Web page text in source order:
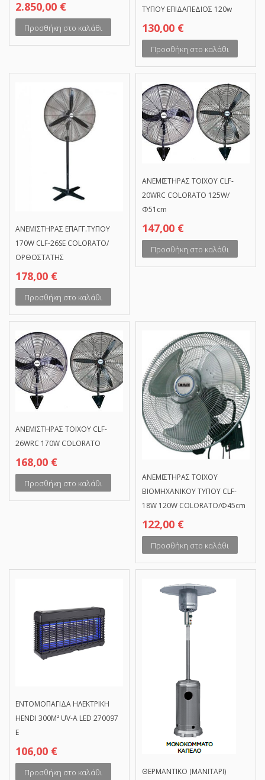
2.850,00 €
Προσθήκη στο καλάθι
ΤΥΠΟΥ ΕΠΙΔΑΠΕΔΙΟΣ 120w
130,00 €
Προσθήκη στο καλάθι
ΑΝΕΜΙΣΤΗΡΑΣ ΕΠΑΓΓ.ΤΥΠΟΥ
170W CLF-26SE COLORATO/
ΟΡΘΟΣΤΑΤΗΣ
178,00 €
Προσθήκη στο καλάθι
ΑΝΕΜΙΣΤΗΡΑΣ ΤΟΙΧΟΥ CLF-
20WRC COLORATO 125W/
Φ51cm
147,00 €
Προσθήκη στο καλάθι
ΑΝΕΜΙΣΤΗΡΑΣ ΤΟΙΧΟΥ CLF-
26WRC 170W COLORATO
168,00 €
Προσθήκη στο καλάθι
ΑΝΕΜΙΣΤΗΡΑΣ ΤΟΙΧΟΥ
ΒΙΟΜΗΧΑΝΙΚΟΥ ΤΥΠΟΥ CLF-
18W 120W COLORATO/Φ45cm
122,00 €
Προσθήκη στο καλάθι
ΕΝΤΟΜΟΠΑΓΙΔΑ ΗΛΕΚΤΡΙΚΗ
HENDI 300M² UV-A LED 270097
Ε
106,00 €
Προσθήκη στο καλάθι
ΘΕΡΜΑΝΤΙΚΟ (ΜΑΝΙΤΑΡΙ)